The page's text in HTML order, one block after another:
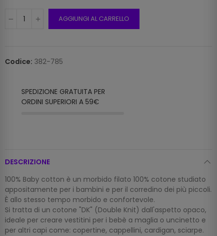
AGGIUNGI AL CARRELLO
Codice: 382-785
SPEDIZIONE GRATUITA PER
ORDINI SUPERIORI A 59€
DESCRIZIONE
100% Baby cotton è un morbido filato 100% cotone studiato
appositamente per i bambini e per il corredino dei più piccoli.
È allo stesso tempo morbido e confortevole.
Si tratta di un cotone "DK" (Double Knit) dall'aspetto opaco,
ideale per creare vestitini per i bebè a maglia o uncinetto e
per altri capi come: copertine, cappellini, cardigan, sciarpe.